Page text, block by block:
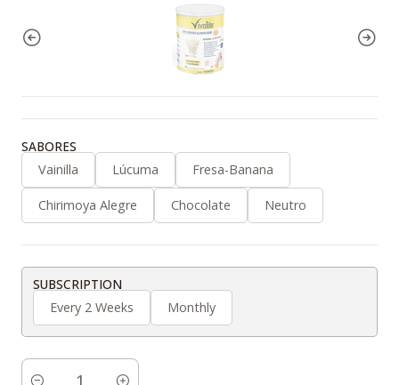
SABORES
Vainilla
Lúcuma Fresa-Banana
Chirimoya Alegre Chocolate Neutro
SUBSCRIPTION
Every 2 Weeks
Monthly